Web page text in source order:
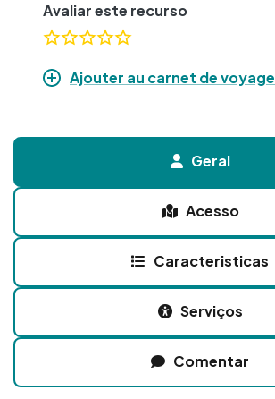
Avaliar este recurso
Ajouter au carnet de voyage
Geral
Acesso
Caracteristicas
Serviços
Comentar